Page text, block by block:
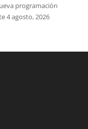
programación
4 agosto, 2026